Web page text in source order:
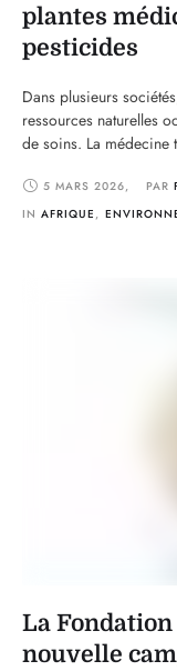
plantes
pesticides
Dans plusieurs
ressources naturelles
de soins. La médecine
option thérapeutique.
plantes médicinales
5 MARS 2026, PAR
IN AFRIQUE ,
La
nouvelle